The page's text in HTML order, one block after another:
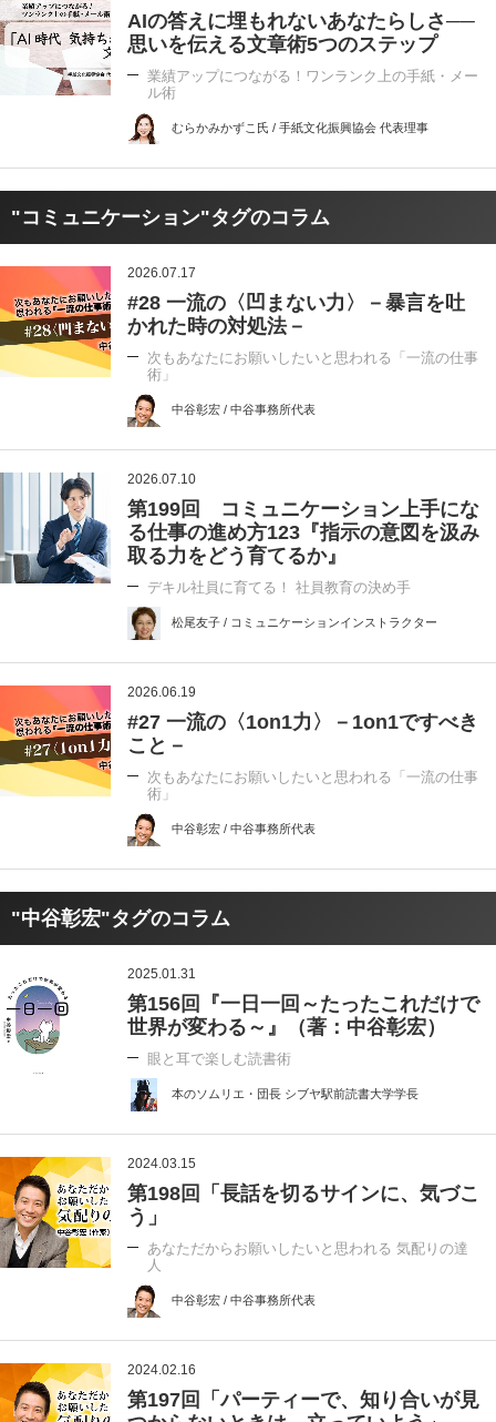
AIの答えに埋もれないあなたらしさ──
思いを伝える文章術5つのステップ
業績アップにつながる！ワンランク上の手紙・メー
ル術
むらかみかずこ氏 / 手紙文化振興協会 代表理事
"コミュニケーション"タグのコラム
2026.07.17
#28 一流の〈凹まない力〉－暴言を吐
かれた時の対処法－
次もあなたにお願いしたいと思われる「一流の仕事
術」
中谷彰宏 / 中谷事務所代表
2026.07.10
第199回 コミュニケーション上手にな
る仕事の進め方123『指示の意図を汲み
取る力をどう育てるか』
デキル社員に育てる！ 社員教育の決め手
松尾友子 / コミュニケーションインストラクター
2026.06.19
#27 一流の〈1on1力〉－1on1ですべき
こと－
次もあなたにお願いしたいと思われる「一流の仕事
術」
中谷彰宏 / 中谷事務所代表
"中谷彰宏"タグのコラム
2025.01.31
第156回『一日一回～たったこれだけで
世界が変わる～』（著：中谷彰宏）
眼と耳で楽しむ読書術
本のソムリエ・団長 シブヤ駅前読書大学学長
2024.03.15
第198回「長話を切るサインに、気づこ
う」
あなただからお願いしたいと思われる 気配りの達
人
中谷彰宏 / 中谷事務所代表
2024.02.16
第197回「パーティーで、知り合いが見